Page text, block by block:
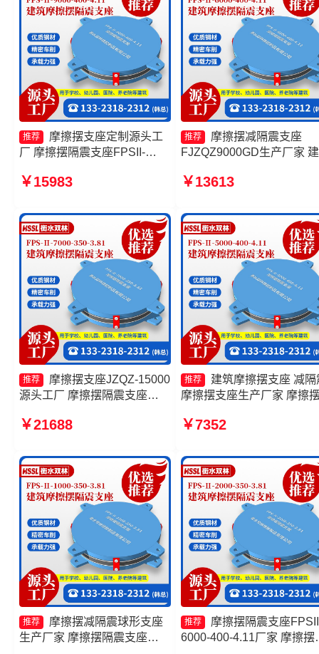
推荐
摩擦摆支座定制源头工
厂 摩擦摆隔震支座FPSII-
摆式减震支座 摩擦摆隔震支座
家
￥15983
推荐
摩擦摆减隔震支座
FJZQZ9000GD生产厂家
支座FPSII-2000-400-4.11
厂家
￥13613
推荐
摩擦摆支座JZQZ-15000
源头工厂 摩擦摆隔震支座
厂 摩擦抗震支座价格 摩擦摆
4.11厂家
￥21688
推荐
建筑摩擦摆支座 减隔
摩擦摆支座生产厂家 摩擦
生产厂家 摩擦摆隔震支座
￥7352
推荐
摩擦摆减隔震球形支座
生产厂家 摩擦摆隔震支座
推荐
摩擦摆隔震支座
6000-400-4.11厂家 摩擦摆